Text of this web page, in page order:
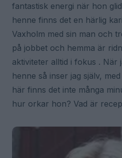
fantastisk energi när hon
henne finns det en härlig
Vaxholm med sin man och
på jobbet och hemma är
aktiviteter alltid i fokus . När
henne så inser jag själv,
här finns det inte många
hur orkar hon? Vad är